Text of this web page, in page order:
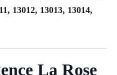
13012, 13013, 13014,
La Rose